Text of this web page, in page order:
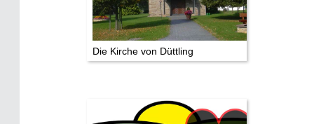
Die Kirche von Düttling